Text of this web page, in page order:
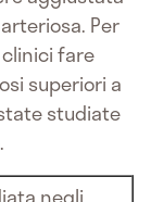
Per
fare
superiori a
studiate